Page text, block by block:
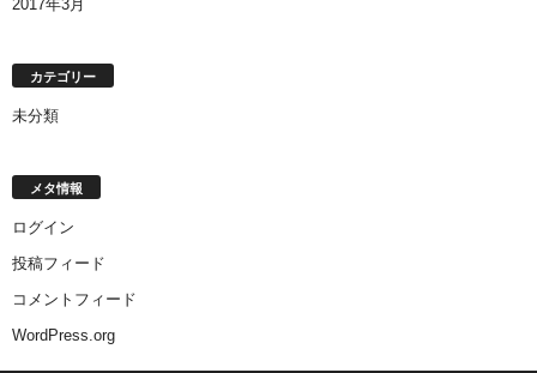
2017年3月
カテゴリー
未分類
メタ情報
ログイン
投稿フィード
コメントフィード
WordPress.org